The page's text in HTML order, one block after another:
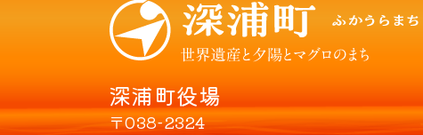
深浦町役場
〒038-2324